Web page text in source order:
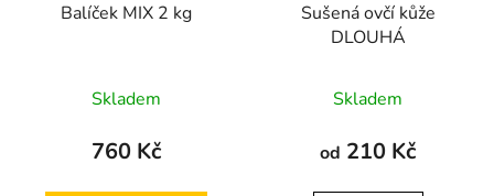
Balíček MIX 2 kg
hodnocení
produktu
Skladem
760 Kč
Sušená ovčí kůže
DLOUHÁ
hodnocení
produktu
Skladem
od 210 Kč